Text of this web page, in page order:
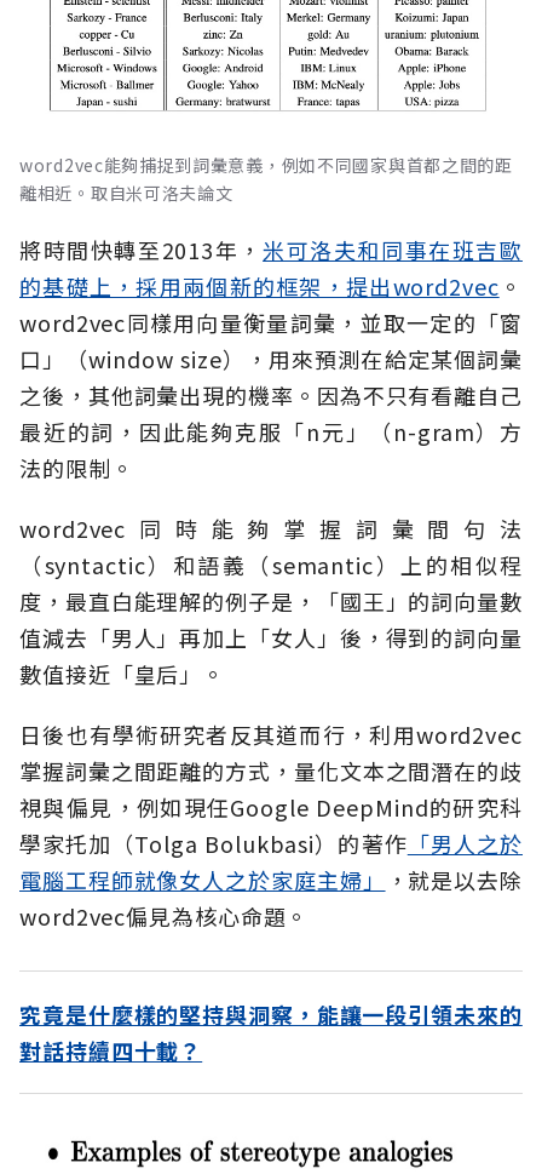
word2vec能夠捕捉到詞彙意義，例如不同國家與首都之間的距
離相近。取自米可洛夫論文
將時間快轉至2013年，米可洛夫和同事在班吉歐
的基礎上，採用兩個新的框架，提出word2vec 。
word2vec同樣用向量衡量詞彙，並取一定的「窗
口」（window size），用來預測在給定某個詞彙
之後，其他詞彙出現的機率。因為不只有看離自己
最近的詞，因此能夠克服「n元」（n-gram）方
法的限制。
word2vec同時能夠掌握詞彙間句法
（syntactic）和語義（semantic）上的相似程
度，最直白能理解的例子是，「國王」的詞向量數
值減去「男人」再加上「女人」後，得到的詞向量
數值接近「皇后」。
日後也有學術研究者反其道而行，利用word2vec
掌握詞彙之間距離的方式，量化文本之間潛在的歧
視與偏見，例如現任Google DeepMind的研究科
學家托加（Tolga Bolukbasi）的著作 「男人之於
電腦工程師就像女人之於家庭主婦」
，就是以去除
word2vec偏見為核心命題。
究竟是什麼樣的堅持與洞察，能讓一段引領未來的
對話持續四十載？